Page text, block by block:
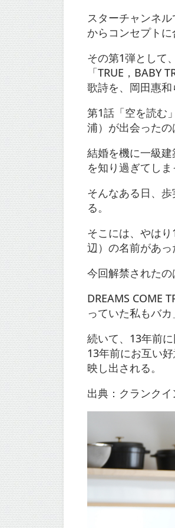
スターチャンネ
からコンセプトに
その第1弾として
「TRUE，BABY
歌詩を、岡田惠和
第1話「空を読む
浦）が出会ったの
結婚を機に一級
を知り過ぎてし
そんなある日、
る。
そこには、やは
辺）の名前があっ
今回解禁されたの
DREAMS COME
っていた私もバ
続いて、13年前
13年前にお互い
映し出される。
出典：クランクイ